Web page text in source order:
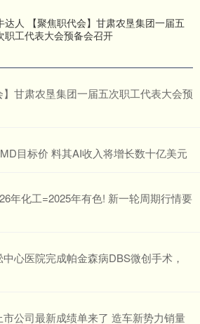
达人 【聚焦职代会】甘肃农垦集团一届五
职工代表大会预备会召开
甘肃农垦集团一届五次职工代表大会预
目标价 料其AI收入将增长数十亿美元
年化工=2025年有色! 新一轮周期行情要
心医院完成帕金森病DBS微创手术，
公司最新成绩单来了 造车新势力销量